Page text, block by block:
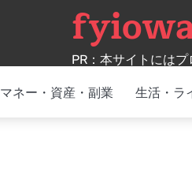
PR：本サイトには
マネー・資産・副業 生活・ラ